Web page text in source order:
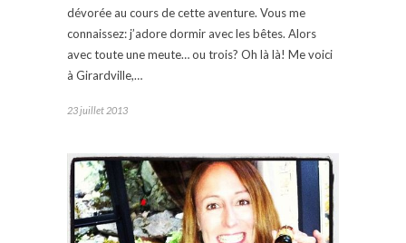
dévorée au cours de cette aventure. Vous me
connaissez: j’adore dormir avec les bêtes. Alors
avec toute une meute… ou trois? Oh là là! Me voici
à Girardville,…
23 juillet 2013